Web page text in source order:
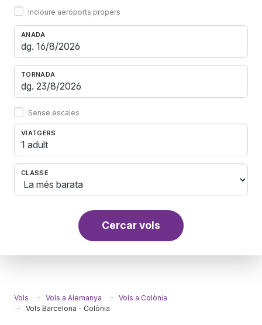
Incloure aeroports propers
ANADA
TORNADA
Sense escales
VIATGERS
1 adult
CLASSE
Cercar vols
Vols Vols a Alemanya
Vols a Colònia
Vols Barcelona - Colònia